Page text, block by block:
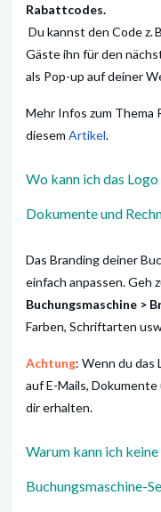
Rabattcodes.
Du kannst den Code z.
Gäste ihn für den
als Pop-up auf deiner
Mehr Infos zum Thema
diesem Artikel.
Wo kann ich das
Dokumente und
Das Branding deiner
einfach anpassen. Geh
Buchungsmaschine >
Farben, Schriftarten
Achtung: Wenn du das
auf E-Mails,
dir erhalten.
Warum kann ich
Buchungsmaschine-